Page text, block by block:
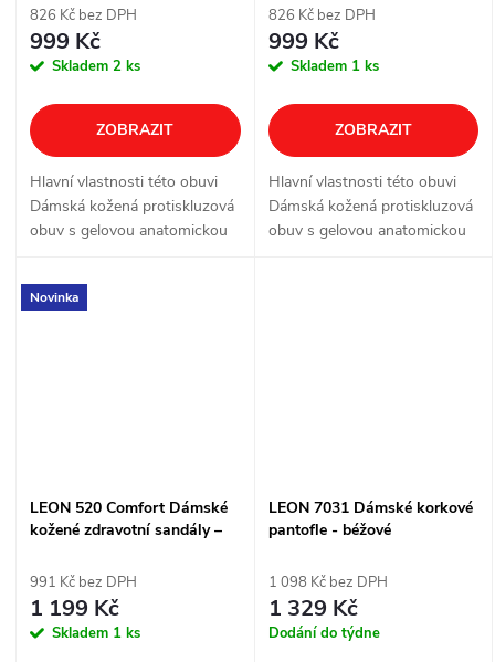
826 Kč bez DPH
999 Kč
Skladem 2 ks
ZOBRAZIT
Hlavní vlastnosti této obuvi
Dámská kožená protiskluzová
obuv s gelovou anatomickou
826 Kč bez DPH
999 Kč
Skladem 1 ks
ZOBRAZIT
Hlavní vlastnosti této obuvi
Dámská kožená protiskluzová
obuv s gelovou anatomickou
Novinka
LEON 520 Comfort Dámské
kožené zdravotní sandály –
991 Kč bez DPH
1 199 Kč
Skladem 1 ks
LEON 7031 Dámské korkové
pantofle - béžové
1 098 Kč bez DPH
1 329 Kč
Dodání do týdne